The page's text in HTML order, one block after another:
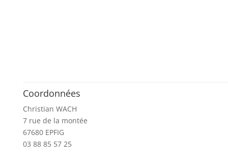
Coordonnées
Christian WACH
7 rue de la montée
67680 EPFIG
03 88 85 57 25